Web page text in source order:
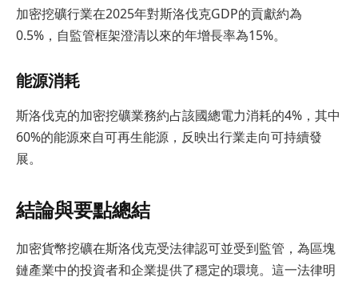
加密挖礦行業在2025年對斯洛伐克GDP的貢獻約為
0.5%，自監管框架澄清以來的年增長率為15%。
能源消耗
斯洛伐克的加密挖礦業務約占該國總電力消耗的4%，其中
60%的能源來自可再生能源，反映出行業走向可持續發
展。
結論與要點總結
加密貨幣挖礦在斯洛伐克受法律認可並受到監管，為區塊
鏈產業中的投資者和企業提供了穩定的環境。這一法律明